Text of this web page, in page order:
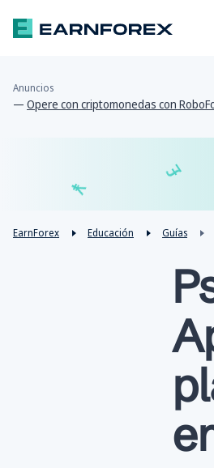
Anuncios
— Opere con criptomonedas con
EarnForex Educación Guías